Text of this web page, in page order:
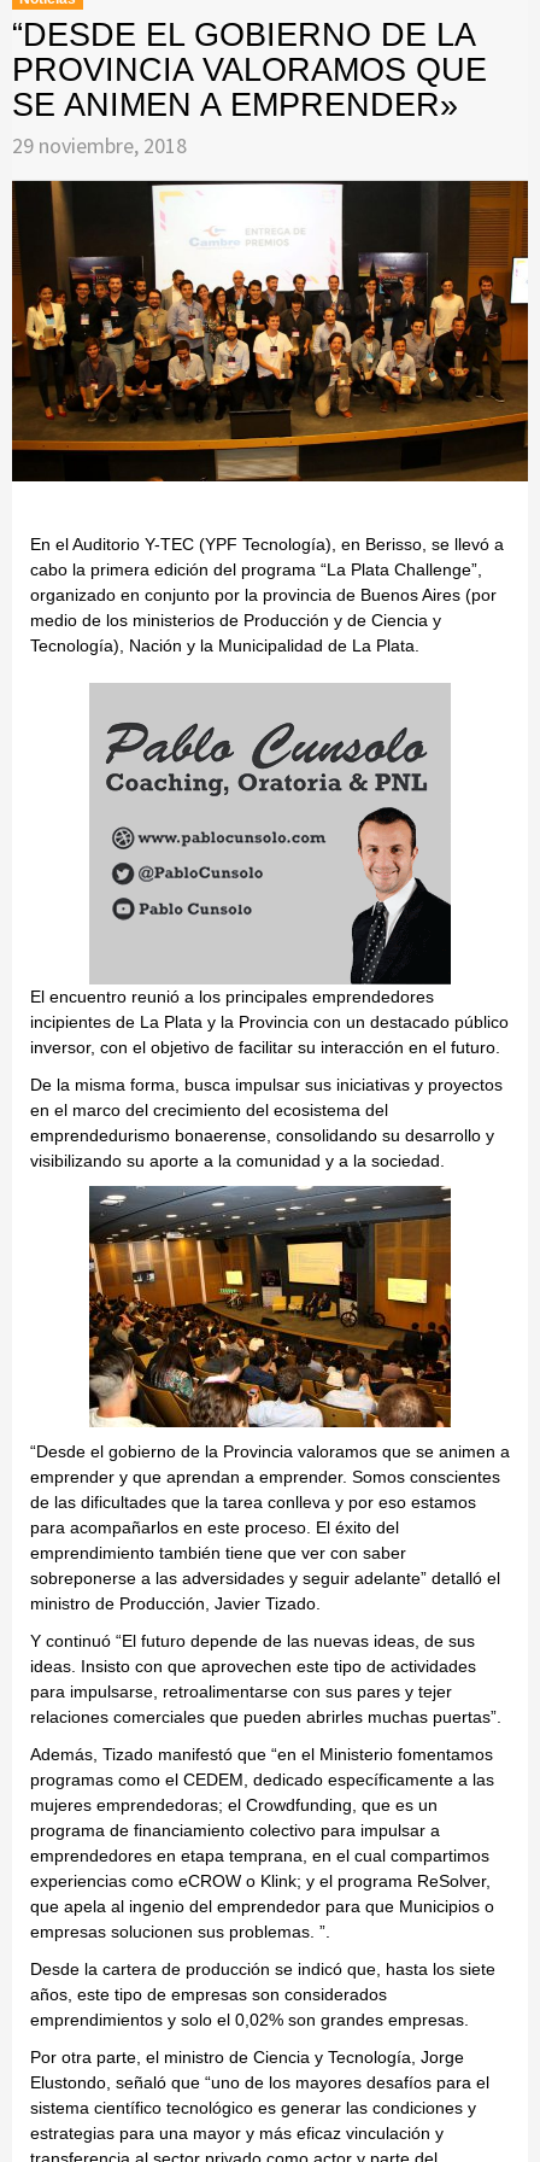
“DESDE EL GOBIERNO DE LA
PROVINCIA VALORAMOS QUE
SE ANIMEN A EMPRENDER»
29 noviembre, 2018
En el Auditorio Y-TEC (YPF Tecnología), en Berisso, se llevó a
cabo la primera edición del programa “La Plata Challenge”,
organizado en conjunto por la provincia de Buenos Aires (por
medio de los ministerios de Producción y de Ciencia y
Tecnología), Nación y la Municipalidad de La Plata.
El encuentro reunió a los principales emprendedores
incipientes de La Plata y la Provincia con un destacado público
inversor, con el objetivo de facilitar su interacción en el futuro.
De la misma forma, busca impulsar sus iniciativas y proyectos
en el marco del crecimiento del ecosistema del
emprendedurismo bonaerense, consolidando su desarrollo y
visibilizando su aporte a la comunidad y a la sociedad.
“Desde el gobierno de la Provincia valoramos que se animen a
emprender y que aprendan a emprender. Somos conscientes
de las dificultades que la tarea conlleva y por eso estamos
para acompañarlos en este proceso. El éxito del
emprendimiento también tiene que ver con saber
sobreponerse a las adversidades y seguir adelante” detalló el
ministro de Producción, Javier Tizado.
Y continuó “El futuro depende de las nuevas ideas, de sus
ideas. Insisto con que aprovechen este tipo de actividades
para impulsarse, retroalimentarse con sus pares y tejer
relaciones comerciales que pueden abrirles muchas puertas”.
Además, Tizado manifestó que “en el Ministerio fomentamos
programas como el CEDEM, dedicado específicamente a las
mujeres emprendedoras; el Crowdfunding, que es un
programa de financiamiento colectivo para impulsar a
emprendedores en etapa temprana, en el cual compartimos
experiencias como eCROW o Klink; y el programa ReSolver,
que apela al ingenio del emprendedor para que Municipios o
empresas solucionen sus problemas. ”.
Desde la cartera de producción se indicó que, hasta los siete
años, este tipo de empresas son considerados
emprendimientos y solo el 0,02% son grandes empresas.
Por otra parte, el ministro de Ciencia y Tecnología, Jorge
Elustondo, señaló que “uno de los mayores desafíos para el
sistema científico tecnológico es generar las condiciones y
estrategias para una mayor y más eficaz vinculación y